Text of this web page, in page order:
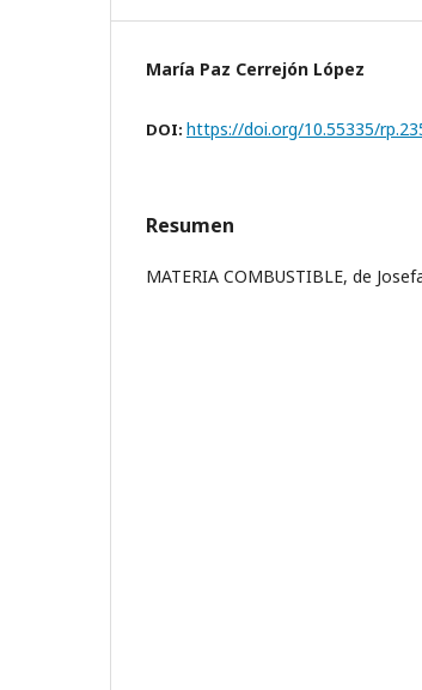
María Paz Cerrejón López
DOI: https://doi.org/10.55335/
Resumen
MATERIA COMBUSTIBLE, de